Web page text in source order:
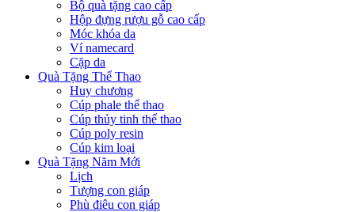
Bộ quà tặng cao cấp
Hộp đựng rượu gỗ cao cấp
Móc khóa da
Ví namecard
Cặp da
Quà Tặng Thể Thao
Huy chương
Cúp phale thể thao
Cúp thủy tinh thể thao
Cúp poly resin
Cúp kim loại
Quà Tặng Năm Mới
Lịch
Tượng con giáp
Phù điêu con giáp